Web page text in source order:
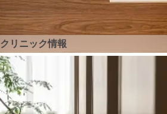
クリニック情報